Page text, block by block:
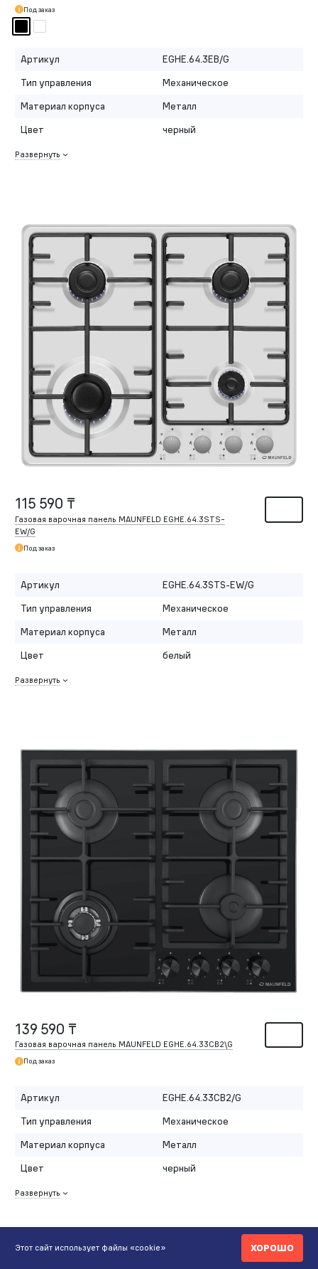
Под заказ
Артикул
EGHE.64.3EB/G
Тип управления
Механическое
Материал корпуса
Металл
Цвет
черный
Развернуть
115 590 ₸
Газовая варочная панель MAUNFELD EGHE.64.3STS-
EW/G
Под заказ
Артикул
EGHE.64.3STS-EW/G
Тип управления
Механическое
Материал корпуса
Металл
Цвет
белый
Развернуть
139 590 ₸
Газовая варочная панель MAUNFELD EGHE.64.33CB2\G
Под заказ
Артикул
EGHE.64.33CB2/G
Тип управления
Механическое
Материал корпуса
Металл
Цвет
черный
Развернуть
Этот сайт использует файлы «cookie» ХОРОШО